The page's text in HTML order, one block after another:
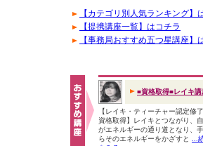
【カテゴリ別人気ランキング】
【提携講座一覧】はコチラ
【事務局おすすめ五つ星講座】
■資格取得■レイキ講
【レイキ・ティーチャー認定修
資格取得】レイキとつながり、
がエネルギーの通り道となり、
らそのエネルギーをかざすと
...